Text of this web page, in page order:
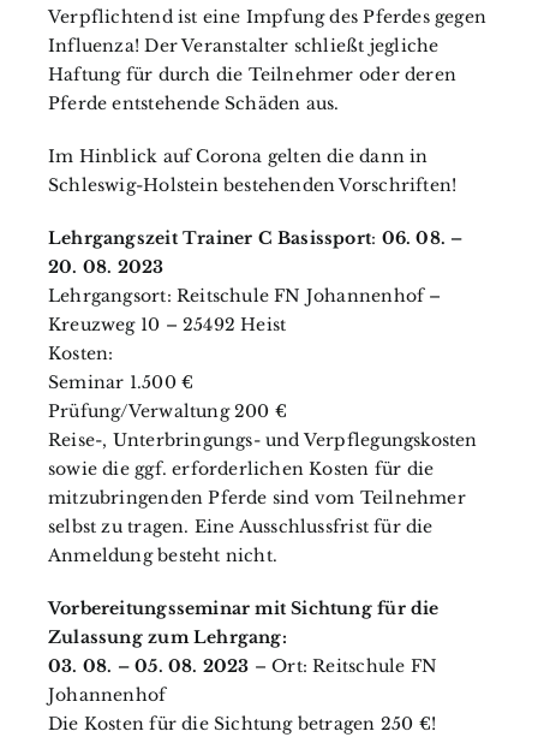
Verpflichtend ist eine Impfung des Pferdes gegen
Influenza! Der Veranstalter schließt jegliche
Haftung für durch die Teilnehmer oder deren
Pferde entstehende Schäden aus.
Im Hinblick auf Corona gelten die dann in
Schleswig-Holstein bestehenden Vorschriften!
Lehrgangszeit Trainer C Basissport: 06. 08. –
20. 08. 2023
Lehrgangsort: Reitschule FN Johannenhof –
Kreuzweg 10 – 25492 Heist
Kosten:
Seminar 1.500 €
Prüfung/Verwaltung 200 €
Reise-, Unterbringungs- und Verpflegungskosten
sowie die ggf. erforderlichen Kosten für die
mitzubringenden Pferde sind vom Teilnehmer
selbst zu tragen. Eine Ausschlussfrist für die
Anmeldung besteht nicht.
Vorbereitungsseminar mit Sichtung für die
Zulassung zum Lehrgang:
03. 08. – 05. 08. 2023 – Ort: Reitschule FN
Johannenhof
Die Kosten für die Sichtung betragen 250 €!